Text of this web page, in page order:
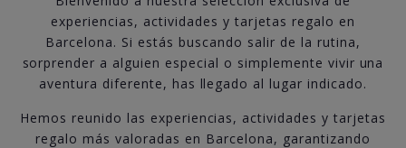
experiencias, actividades y tarjetas regalo en
Barcelona. Si estás buscando salir de la rutina,
sorprender a alguien especial o simplemente vivir una
aventura diferente, has llegado al lugar indicado.
Hemos reunido las experiencias, actividades y tarjetas
regalo más valoradas en Barcelona, garantizando